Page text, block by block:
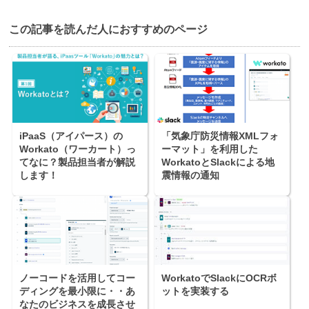
この記事を読んだ⼈におすすめのページ
iPaaS（アイパース）の
Workato（ワーカート）っ
てなに？製品担当者が解説
します！
「気象庁防災情報XMLフォ
ーマット」を利用した
WorkatoとSlackによる地
震情報の通知
ノーコードを活用してコー
ディングを最小限に・・あ
なたのビジネスを成長させ
WorkatoでSlackにOCRボ
ットを実装する